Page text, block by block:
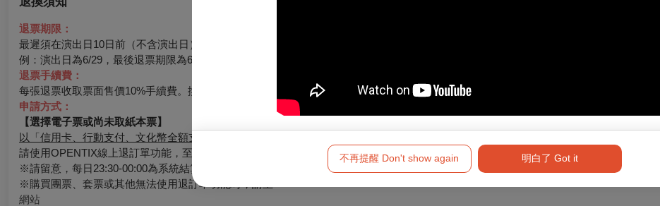
不再提醒 Don't show again 明白了 Got it
退票期限：
最遲須在演出日10日前（不含演出日）辦理，逾期無法受理。
例：演出日為6/29，最後退票期限為6/19。
退票手續費：
每張退票收取票面售價10%手續費。換票視同退票，需退票後重新購買。
申請方式：
【選擇電子票或尚未取紙本票】
以「信用卡、行動支付、文化幣全額支付」購票：
請使用OPENTIX線上退訂單功能，至會員＞訂單紀錄＞點入要退訂的訂單，按下「退訂單」勾選欲退項目，線上完成退訂。
※請留意，每日23:30-00:00為系統結算期間暫停服務。請務必留意退票期限，提前申請。
※購買團票、套票或其他無法使用退訂單功能時，請至
網站